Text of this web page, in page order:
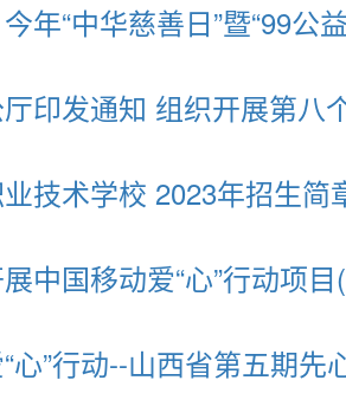
年“中华慈善日”暨“99公
印发通知 组织开展第八
技术学校 2023年招生简
中国移动爱“心”行动项
心”行动--山西省第五期